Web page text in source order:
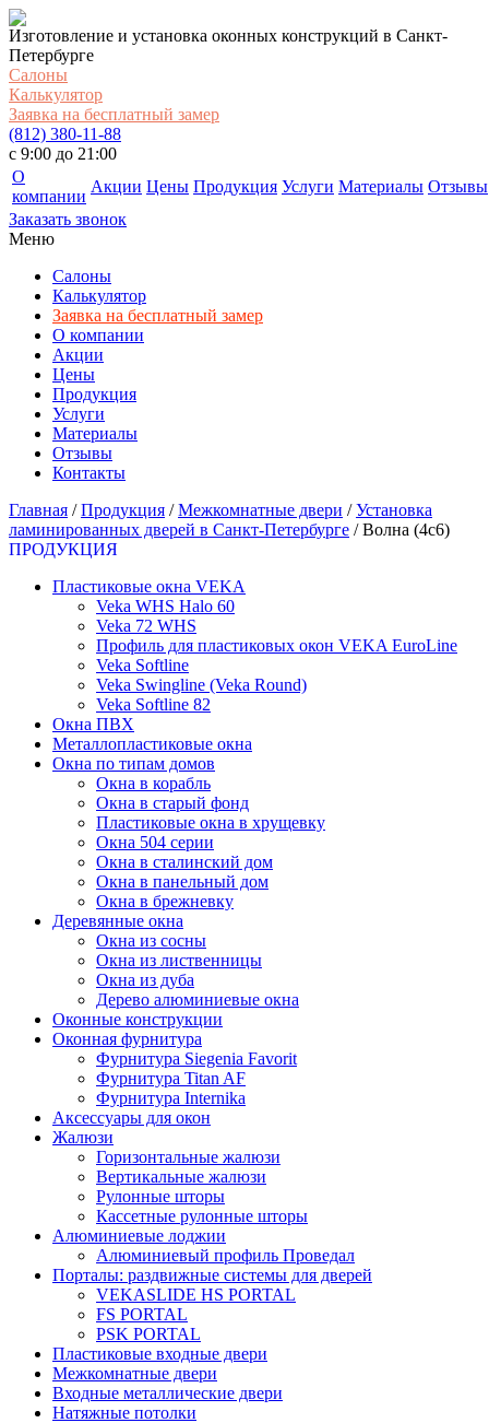
Изготовление и установка оконных конструкций в Санкт-
Петербурге
Салоны
Калькулятор
Заявка на бесплатный замер
(812) 380-11-88
c 9:00 до 21:00
О
компании
Акции Цены Продукция Услуги Материалы Отзывы
Заказать звонок
Меню
Салоны
Калькулятор
Заявка на бесплатный замер
О компании
Акции
Цены
Продукция
Услуги
Материалы
Отзывы
Контакты
Главная /Продукция /Межкомнатные двери /Установка
ламинированных дверей в Санкт-Петербурге /Волна (4с6)
ПРОДУКЦИЯ
Пластиковые окна VEKA
Veka WHS Halo 60
Veka 72 WHS
Профиль для пластиковых окон VEKA EuroLine
Veka Softline
Veka Swingline (Veka Round)
Veka Softline 82
Окна ПВХ
Металлопластиковые окна
Окна по типам домов
Окна в корабль
Окна в старый фонд
Пластиковые окна в хрущевку
Окна 504 серии
Окна в сталинский дом
Окна в панельный дом
Окна в брежневку
Деревянные окна
Окна из сосны
Окна из лиственницы
Окна из дуба
Дерево алюминиевые окна
Оконные конструкции
Оконная фурнитура
Фурнитура Siegenia Favorit
Фурнитура Titan AF
Фурнитура Internika
Аксессуары для окон
Жалюзи
Горизонтальные жалюзи
Вертикальные жалюзи
Рулонные шторы
Кассетные рулонные шторы
Алюминиевые лоджии
Алюминиевый профиль Проведал
Порталы: раздвижные системы для дверей
VEKASLIDE HS PORTAL
FS PORTAL
PSK PORTAL
Пластиковые входные двери
Межкомнатные двери
Входные металлические двери
Натяжные потолки